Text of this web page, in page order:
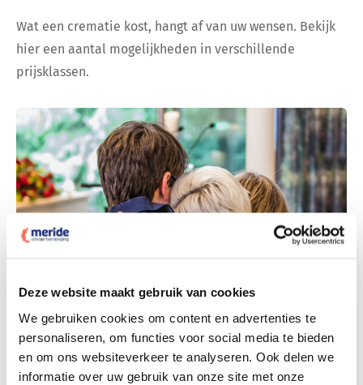
Deze website maakt gebruik van cookies
We gebruiken cookies om content en advertenties te
personaliseren, om functies voor social media te bieden
en om ons websiteverkeer te analyseren. Ook delen we
informatie over uw gebruik van onze site met onze
Wat een crematie kost, hangt af van uw wensen. Bekijk
hier een aantal mogelijkheden in verschillende
prijsklassen.
Dit kost een crematie
Bekijk tarieven voor crematie
Bekijk tarieven voor begrafenis